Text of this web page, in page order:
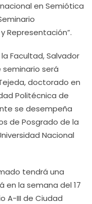
en Semiótica
Representación”.
Facultad, Salvador
seminario será
doctorado en
Politécnica de
se desempeña
de Posgrado de la
Nacional
tendrá una
en la semana del 17
A-III de Ciudad